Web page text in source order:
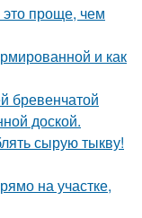
проще, чем
и как
бревенчатой
доской.
сырую тыкву!
на участке,